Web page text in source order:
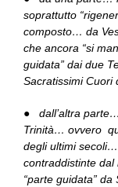
soprattutto
composto… da
che ancora “si
guidata” dai due
Sacratissimi
● dall’altra
Trinità… ovvero
degli ultimi
contraddistinte
“parte guidata”